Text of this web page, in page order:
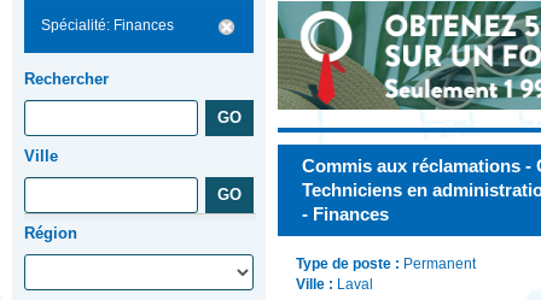
Spécialité: Finances
Rechercher
Ville
Région
Commis aux réclamations -
Techniciens en
- Finances
Type de poste : Permanent
Ville : Laval